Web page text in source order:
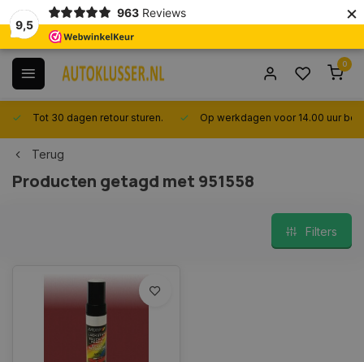
9,5
963 Reviews ×
0
Tot 30 dagen retour sturen. Op werkdagen voor 14.00 uur
Terug
Producten getagd met 951558
Filters